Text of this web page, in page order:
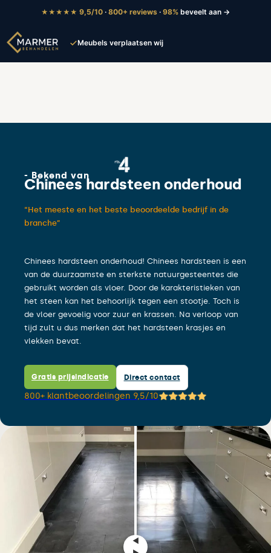
★★★★★ 9,5/10 · 800+ reviews · 98% beveelt aan →
Meubels verplaatsen wij
Tot 5 jaar garantie
- Bekend van
Chinees hardsteen onderhoud
“Het meeste en het beste beoordeelde bedrijf in de
branche”
Chinees hardsteen onderhoud! Chinees hardsteen is een
van de duurzaamste en sterkste natuurgesteentes die
gebruikt worden als vloer. Door de karakteristieken van
het steen kan het behoorlijk tegen een stootje. Toch is
de vloer gevoelig voor zuur en krassen. Na verloop van
tijd zult u dus merken dat het hardsteen krasjes en
vlekken bevat.
Gratis prijsindicatie Direct contact
800+ klantbeoordelingen 9,5/10